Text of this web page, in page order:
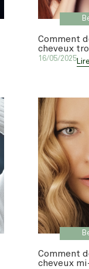
Comment
cheveux
16/05/2025
Comment
cheveux